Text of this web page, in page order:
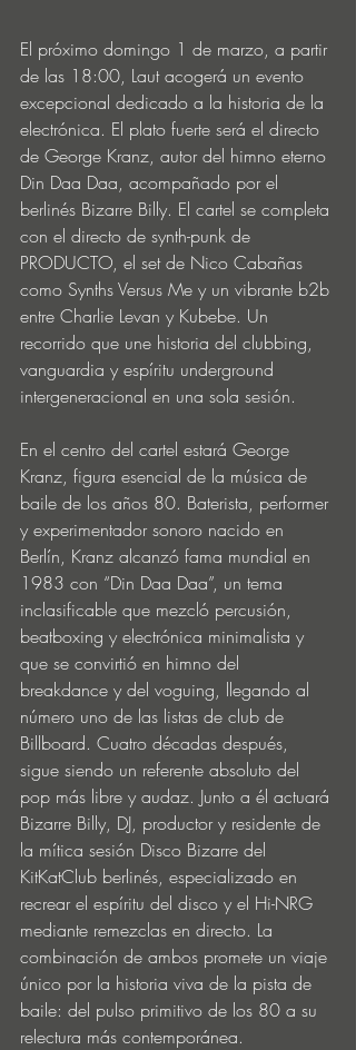
El próximo domingo 1 de marzo, a partir
de las 18:00, Laut acogerá un evento
excepcional dedicado a la historia de la
electrónica. El plato fuerte será el directo
de George Kranz, autor del himno eterno
Din Daa Daa, acompañado por el
berlinés Bizarre Billy. El cartel se completa
con el directo de synth-punk de
PRODUCTO, el set de Nico Cabañas
como Synths Versus Me y un vibrante b2b
entre Charlie Levan y Kubebe. Un
recorrido que une historia del clubbing,
vanguardia y espíritu underground
intergeneracional en una sola sesión.
En el centro del cartel estará George
Kranz, figura esencial de la música de
baile de los años 80. Baterista, performer
y experimentador sonoro nacido en
Berlín, Kranz alcanzó fama mundial en
1983 con “Din Daa Daa”, un tema
inclasificable que mezcló percusión,
beatboxing y electrónica minimalista y
que se convirtió en himno del
breakdance y del voguing, llegando al
número uno de las listas de club de
Billboard. Cuatro décadas después,
sigue siendo un referente absoluto del
pop más libre y audaz. Junto a él actuará
Bizarre Billy, DJ, productor y residente de
la mítica sesión Disco Bizarre del
KitKatClub berlinés, especializado en
recrear el espíritu del disco y el Hi-NRG
mediante remezclas en directo. La
combinación de ambos promete un viaje
único por la historia viva de la pista de
baile: del pulso primitivo de los 80 a su
relectura más contemporánea.